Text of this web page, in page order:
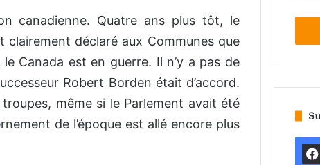
canadienne. Quatre ans plus tôt, le
clairement déclaré aux Communes que
Canada est en guerre. Il n’y a pas de
Robert Borden était d’accord.
même si le Parlement avait été
de l’époque est allé encore plus